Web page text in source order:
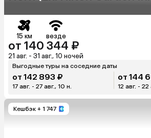
15 км везде
от 140 344 ₽
21 авг. - 31 авг., 10 ночей
Выгодные туры на соседние даты
от 142 893 ₽
17 авг. - 27 авг., 10 н.
от 144
12 авг. - 22
Кешбэк + 1 747